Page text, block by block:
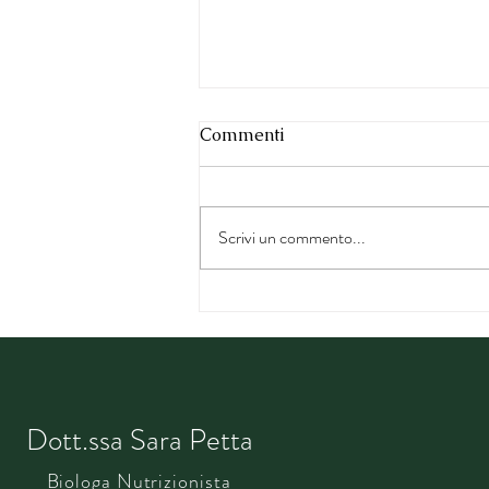
Stress e Metabolismo:
Commenti
Scrivi un commento...
Dott.ssa Sara Petta
Biologa Nutrizionista